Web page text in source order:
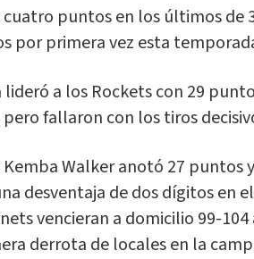
cuatro puntos en los últimos de
por primera vez esta
lideró a los Rockets con 29
fallaron con los tiros
Kemba Walker anotó 27
desventaja de dos dígitos en
vencieran a domicilio 99-
derrota de locales en la